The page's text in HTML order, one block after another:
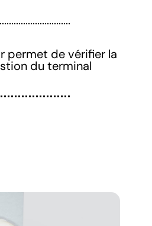
permet de vérifier la
du terminal